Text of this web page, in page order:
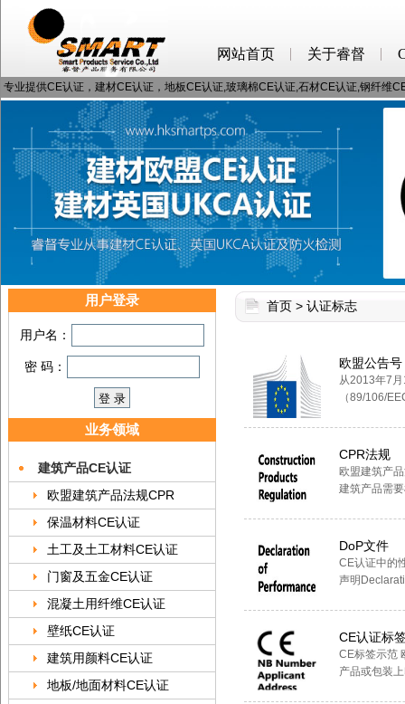
网站首页 关于睿督
专业提供CE认证，建材CE认证，地板CE认证,玻璃棉CE认证,石材CE认证,钢纤维
用户登录
用户名：
密 码：
业务领域
建筑产品CE认证
欧盟建筑产品法规CPR
保温材料CE认证
土工及土工材料CE认证
门窗及五金CE认证
混凝土用纤维CE认证
壁纸CE认证
建筑用颜料CE认证
地板/地面材料CE认证
首页 > 认证标志
欧盟公告号
从2013年7
（89/106/
CPR法规
欧盟建筑产
建筑产品需
DoP文件
CE认证中的
声明
CE认证标
CE标签示范
产品或包装